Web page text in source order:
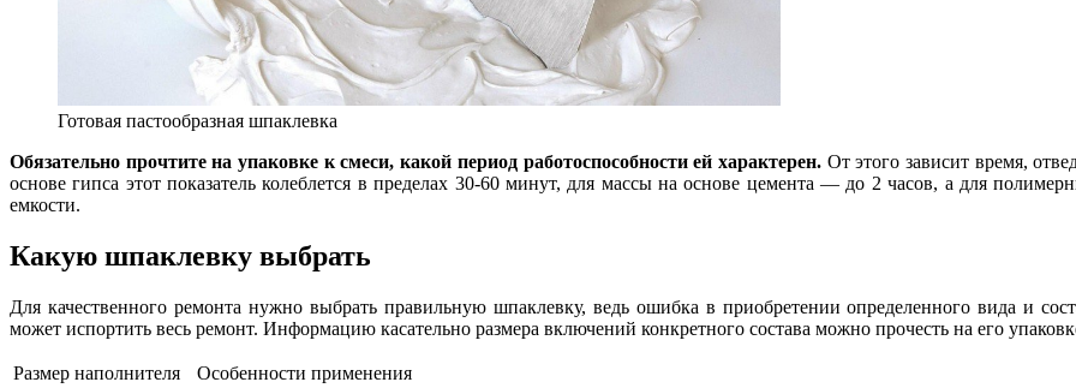
Готовая пастообразная шпаклевка
Обязательно прочтите на упаковке к смеси, какой период работоспособности ей характерен.От этого зависит время,
основе гипса этот показатель колеблется в пределах 30-60 минут, для массы на основе цемента — до 2 часов, а для
емкости.
Какую шпаклевку выбрать
Для качественного ремонта нужно выбрать правильную шпаклевку, ведь ошибка в приобретении определенного вида и
может испортить весь ремонт. Информацию касательно размера включений конкретного состава можно прочесть на его
Размер наполнителя Особенности применения